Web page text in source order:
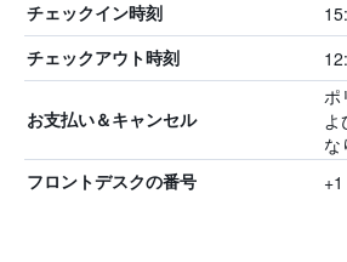
チェックイン時刻
チェックアウト時刻
お支払い＆キャンセル
ポ
よ
な
フロントデスクの番号